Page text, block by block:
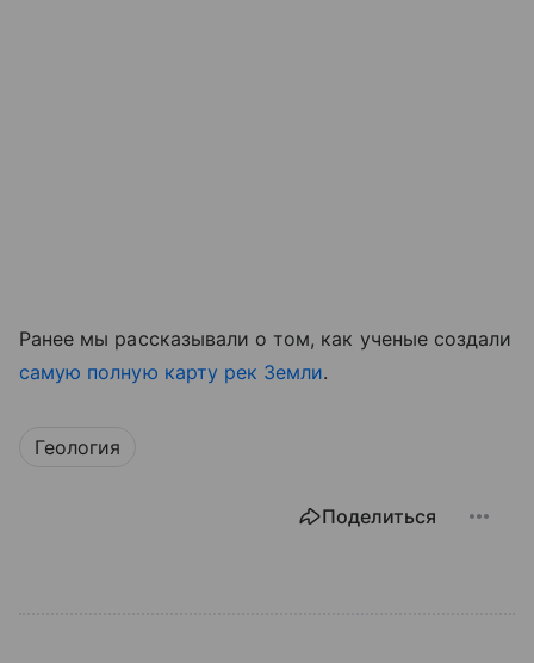
Ранее мы рассказывали о том, как ученые создали
самую полную карту рек Земли.
Геология
Поделиться